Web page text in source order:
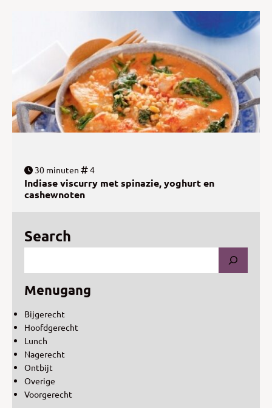
30 minuten 4
Indiase viscurry met spinazie, yoghurt en
cashewnoten
Search
Menugang
Bijgerecht
Hoofdgerecht
Lunch
Nagerecht
Ontbijt
Overige
Voorgerecht